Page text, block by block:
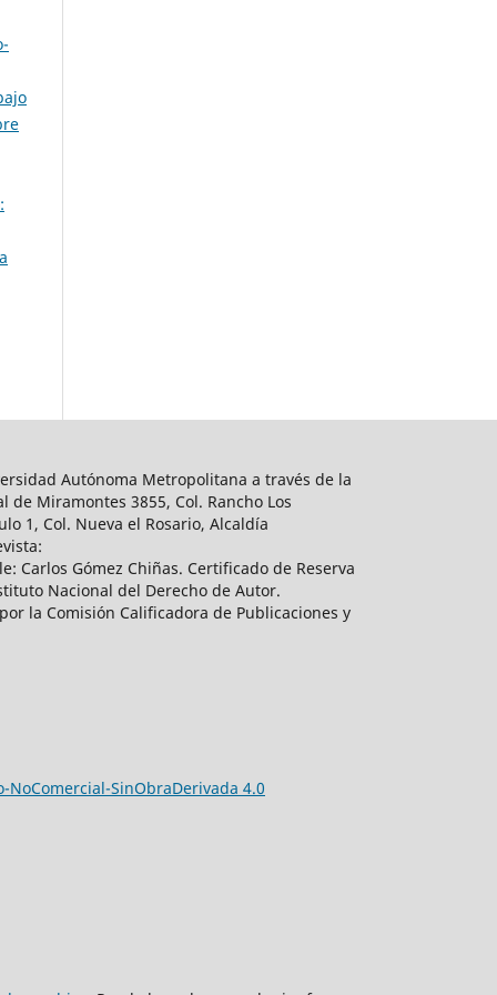
Autónoma Metropolitana a través de la
de Miramontes 3855, Col. Rancho Los
1, Col. Nueva el Rosario, Alcaldía
Carlos Gómez Chiñas. Certificado de Reserva
Nacional del Derecho de Autor.
la Comisión Calificadora de Publicaciones y
NoComercial-SinObraDerivada 4.0